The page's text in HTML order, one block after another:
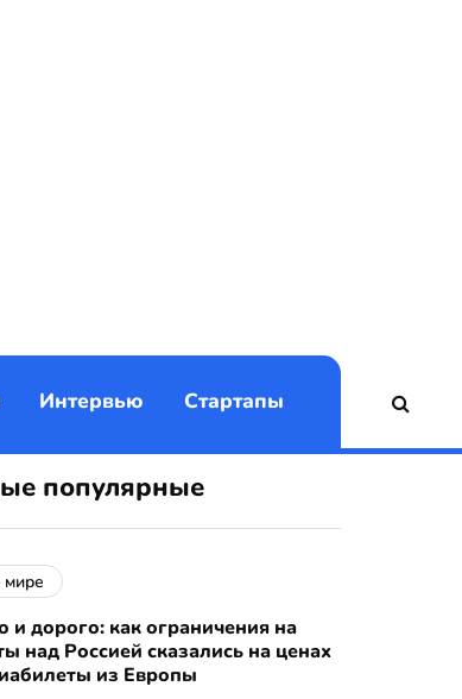
Интервью Стартапы
популярные
мире
и дорого: как ограничения на
над Россией сказались на ценах
из Европы